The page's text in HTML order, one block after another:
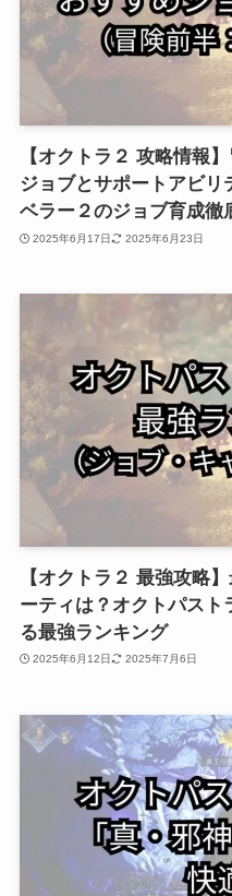
【オクトラ２ 攻略情報
ジョブとサポートアビリ
ベラー２のジョブ育成徹
2025年6月17日 2025年6月23日
【オクトラ２ 最強攻略
ーティは？オクトパスト
る最強ランキング
2025年6月12日 2025年7月6日